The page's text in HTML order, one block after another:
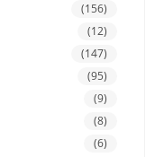
(156)
(12)
(147)
(95)
(9)
(8)
(6)